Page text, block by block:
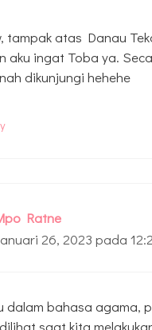
tampak atas Danau
aku ingat Toba ya.
dikunjungi hehehe
Ratne
26, 2023 pada
dalam bahasa agama,